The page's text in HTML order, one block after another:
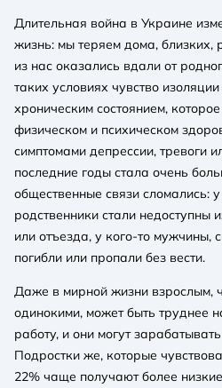
Длительная война в Украине
жизнь: мы теряем дома, близких,
из нас оказались вдали от
таких условиях чувство
хроническим состоянием,
физическом и психическом
симптомами депрессии, тревоги
последние годы стала очень
общественные связи сломались:
родственники стали недоступны
или отъезда, у кого-то мужчины,
погибли или пропали без вести.
Даже в мирной жизни взрослым,
одинокими, может быть труднее
работу, и они могут
Подростки же, которые
22% чаще получают более